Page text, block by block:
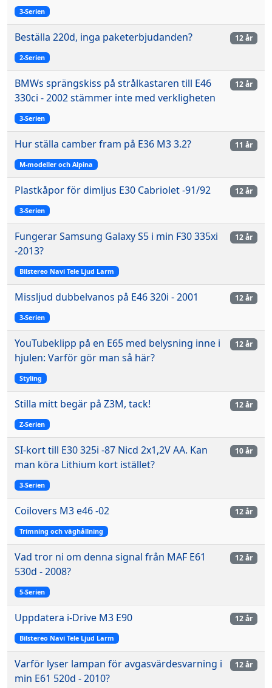
3-Serien
Beställa 220d, inga paketerbjudanden?
2-Serien
12 år
BMWs sprängskiss på strålkastaren till E46
330ci - 2002 stämmer inte med verkligheten
3-Serien
12 år
Hur ställa camber fram på E36 M3 3.2?
M-modeller och Alpina
11 år
Plastkåpor för dimljus E30 Cabriolet -91/92
3-Serien
12 år
Fungerar Samsung Galaxy S5 i min F30 335xi
-2013?
Bilstereo Navi Tele Ljud Larm
12 år
Missljud dubbelvanos på E46 320i - 2001
3-Serien
12 år
YouTubeklipp på en E65 med belysning inne i
hjulen: Varför gör man så här?
Styling
12 år
Stilla mitt begär på Z3M, tack!
Z-Serien
12 år
SI-kort till E30 325i -87 Nicd 2x1,2V AA. Kan
man köra Lithium kort istället?
3-Serien
10 år
Coilovers M3 e46 -02
Trimning och väghållning
12 år
Vad tror ni om denna signal från MAF E61
530d - 2008?
5-Serien
12 år
Uppdatera i-Drive M3 E90
Bilstereo Navi Tele Ljud Larm
12 år
Varför lyser lampan för avgasvärdesvarning i
min E61 520d - 2010?
12 år